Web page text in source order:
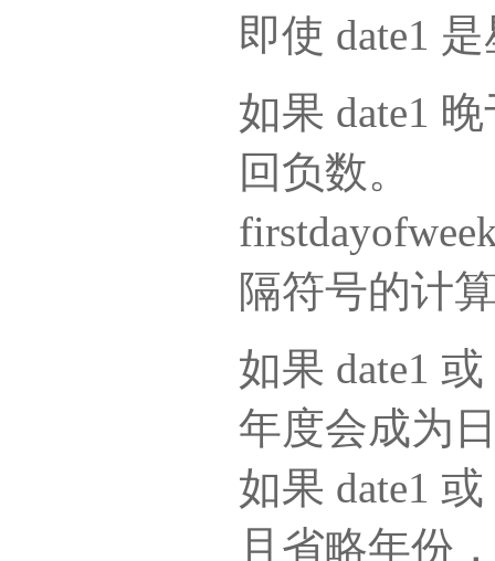
即使 date1
如果 date1
回负数。
隔符号的计
如果 date1
年度会成为
如果 date1
且省略年份